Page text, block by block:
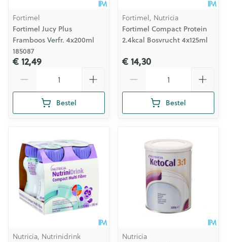
Fortimel
Fortimel Jucy Plus
Framboos Verfr. 4x200ml
185087
€ 12,49
Bestel
Fortimel, Nutricia
Fortimel Compact Protein
2.4kcal Bosvrucht 4x125ml
€ 14,30
Bestel
Nutricia, Nutrinidrink
Nutricia